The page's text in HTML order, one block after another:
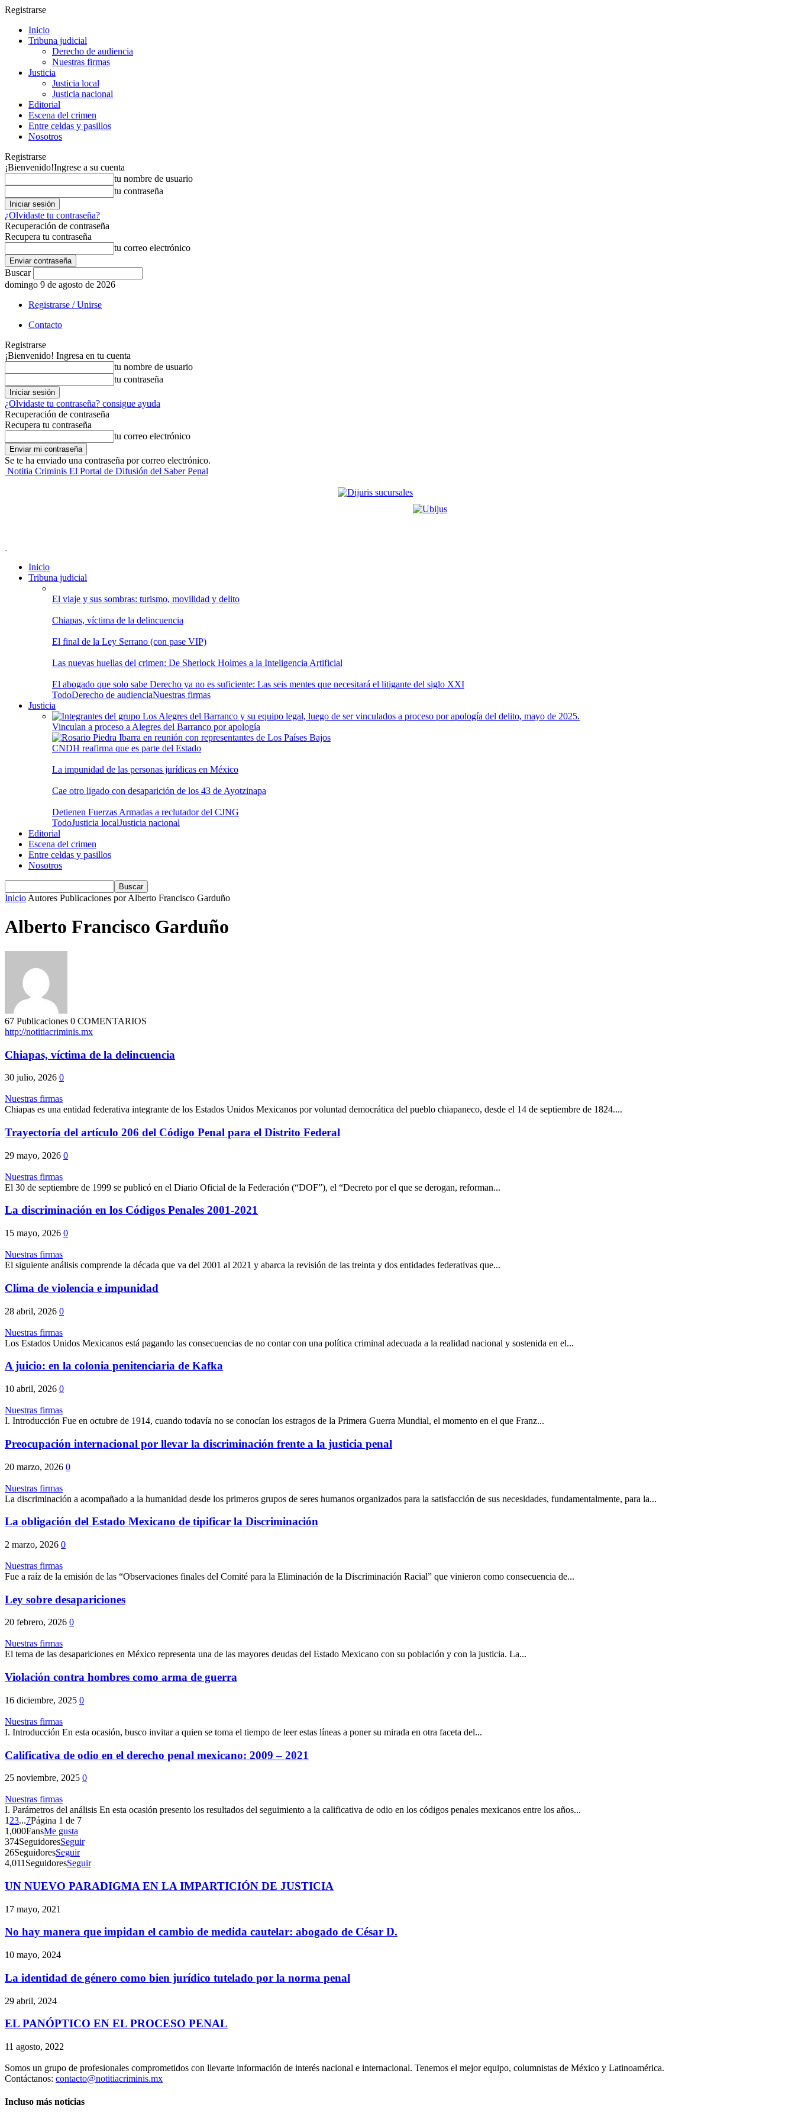
Registrarse
Inicio
Tribuna judicial
Derecho de audiencia
Nuestras firmas
Justicia
Justicia local
Justicia nacional
Editorial
Escena del crimen
Entre celdas y pasillos
Nosotros
Registrarse
¡Bienvenido!Ingrese a su cuenta
tu nombre de usuario
tu contraseña
¿Olvidaste tu contraseña?
Recuperación de contraseña
Recupera tu contraseña
tu correo electrónico
Buscar
domingo 9 de agosto de 2026
Registrarse / Unirse
Contacto
Registrarse
¡Bienvenido! Ingresa en tu cuenta
tu nombre de usuario
tu contraseña
¿Olvidaste tu contraseña? consigue ayuda
Recuperación de contraseña
Recupera tu contraseña
tu correo electrónico
Se te ha enviado una contraseña por correo electrónico.
Notitia Criminis El Portal de Difusión del Saber Penal
Inicio
Tribuna judicial
El viaje y sus sombras: turismo, movilidad y delito
Chiapas, víctima de la delincuencia
El final de la Ley Serrano (con pase VIP)
Las nuevas huellas del crimen: De Sherlock Holmes a la Inteligencia Artificial
El abogado que solo sabe Derecho ya no es suficiente: Las seis mentes que necesitará el litigante del siglo XXI
TodoDerecho de audienciaNuestras firmas
Justicia
Vinculan a proceso a Alegres del Barranco por apología
CNDH reafirma que es parte del Estado
La impunidad de las personas jurídicas en México
Cae otro ligado con desaparición de los 43 de Ayotzinapa
Detienen Fuerzas Armadas a reclutador del CJNG
TodoJusticia localJusticia nacional
Editorial
Escena del crimen
Entre celdas y pasillos
Nosotros
Inicio Autores Publicaciones por Alberto Francisco Garduño
Alberto Francisco Garduño
67 Publicaciones 0 COMENTARIOS
http://notitiacriminis.mx
Chiapas, víctima de la delincuencia
30 julio, 2026 0
Nuestras firmas
Chiapas es una entidad federativa integrante de los Estados Unidos Mexicanos por voluntad democrática del pueblo chiapaneco, desde el 14 de septiembre de 1824....
Trayectoría del artículo 206 del Código Penal para el Distrito Federal
29 mayo, 2026 0
Nuestras firmas
El 30 de septiembre de 1999 se publicó en el Diario Oficial de la Federación (“DOF”), el “Decreto por el que se derogan, reforman...
La discriminación en los Códigos Penales 2001-2021
15 mayo, 2026 0
Nuestras firmas
El siguiente análisis comprende la década que va del 2001 al 2021 y abarca la revisión de las treinta y dos entidades federativas que...
Clima de violencia e impunidad
28 abril, 2026 0
Nuestras firmas
Los Estados Unidos Mexicanos está pagando las consecuencias de no contar con una política criminal adecuada a la realidad nacional y sostenida en el...
A juicio: en la colonia penitenciaria de Kafka
10 abril, 2026 0
Nuestras firmas
I. Introducción Fue en octubre de 1914, cuando todavía no se conocían los estragos de la Primera Guerra Mundial, el momento en el que Franz...
Preocupación internacional por llevar la discriminación frente a la justicia penal
20 marzo, 2026 0
Nuestras firmas
La discriminación a acompañado a la humanidad desde los primeros grupos de seres humanos organizados para la satisfacción de sus necesidades, fundamentalmente, para la...
La obligación del Estado Mexicano de tipificar la Discriminación
2 marzo, 2026 0
Nuestras firmas
Fue a raíz de la emisión de las “Observaciones finales del Comité para la Eliminación de la Discriminación Racial” que vinieron como consecuencia de...
Ley sobre desapariciones
20 febrero, 2026 0
Nuestras firmas
El tema de las desapariciones en México representa una de las mayores deudas del Estado Mexicano con su población y con la justicia. La...
Violación contra hombres como arma de guerra
16 diciembre, 2025 0
Nuestras firmas
I. Introducción En esta ocasión, busco invitar a quien se toma el tiempo de leer estas líneas a poner su mirada en otra faceta del...
Calificativa de odio en el derecho penal mexicano: 2009 – 2021
25 noviembre, 2025 0
Nuestras firmas
I. Parámetros del análisis En esta ocasión presento los resultados del seguimiento a la calificativa de odio en los códigos penales mexicanos entre los años...
1 23...7Página 1 de 7
1,000FansMe gusta
374SeguidoresSeguir
26SeguidoresSeguir
4,011 SeguidoresSeguir
UN NUEVO PARADIGMA EN LA IMPARTICIÓN DE JUSTICIA
17 mayo, 2021
No hay manera que impidan el cambio de medida cautelar: abogado de César D.
10 mayo, 2024
La identidad de género como bien jurídico tutelado por la norma penal
29 abril, 2024
EL PANÓPTICO EN EL PROCESO PENAL
11 agosto, 2022
Somos un grupo de profesionales comprometidos con llevarte información de interés nacional e internacional. Tenemos el mejor equipo, columnistas de México y Latinoamérica.
Contáctanos: contacto@notitiacriminis.mx
Incluso más noticias